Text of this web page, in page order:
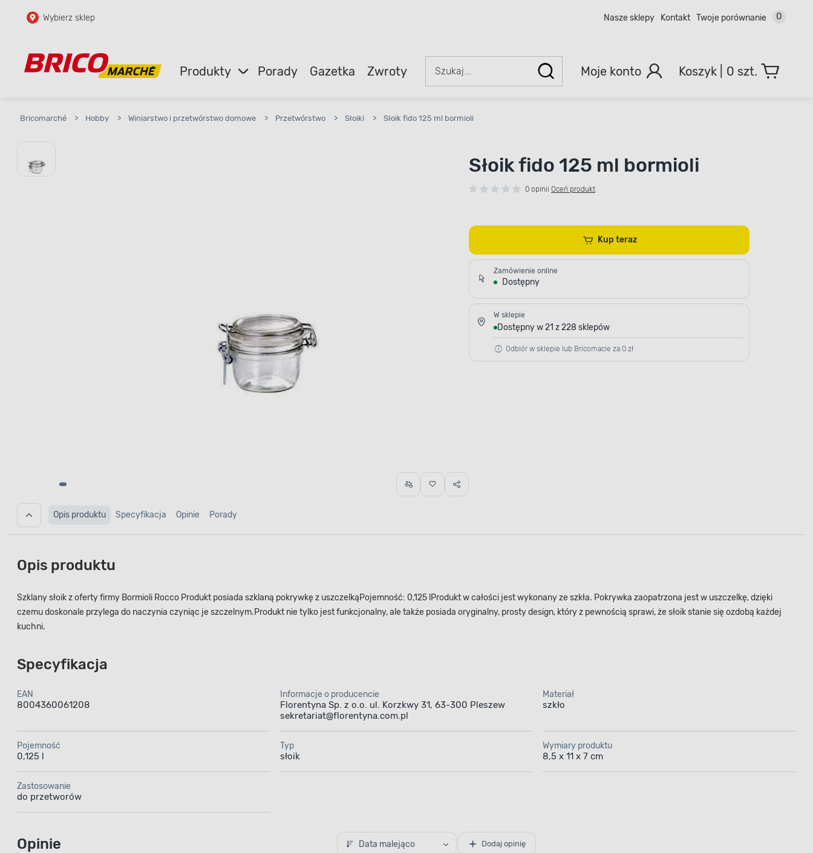
Przejdź do głównej zawartości
Przejdź do wyszukiwarki
Wybierz sklep Nasze sklepy Kontakt Twoje porównanie 0
Produkty Porady Gazetka Zwroty Moje konto 0 szt.
Bricomarché > Hobby > Winiarstwo i przetwórstwo domowe > Przetwórstwo > Słoiki > Słoik fido 125 ml bormioli
Słoik fido 125 ml bormioli
0 opinii Oceń produkt
Kup teraz
Zamówienie online
Dostępny
W sklepie
Dostępny w 21 z 228 sklepów
Odbiór w sklepie lub Bricomacie za 0 zł
Opis produktu Specyfikacja Opinie Porady
Opis produktu
Szklany słoik z oferty firmy Bormioli Rocco Produkt posiada szklaną pokrywkę z uszczelkąPojemność: 0,125 lProdukt w całości jest wykonany ze szkła. Pokrywka zaopatrzona jest w uszczelkę, dzięki
czemu doskonale przylega do naczynia czyniąc je szczelnym.Produkt nie tylko jest funkcjonalny, ale także posiada oryginalny, prosty design, który z pewnością sprawi, że słoik stanie się ozdobą każdej
kuchni.
Specyfikacja
EAN
8004360061208
Informacje o producencie
Florentyna Sp. z o.o. ul. Korzkwy 31, 63-300 Pleszew
sekretariat@florentyna.com.pl
Materiał
szkło
Pojemność
0,125 l
Typ
słoik
Wymiary produktu
8,5 x 11 x 7 cm
Zastosowanie
do przetworów
Opinie Data malejąco Dodaj opinię